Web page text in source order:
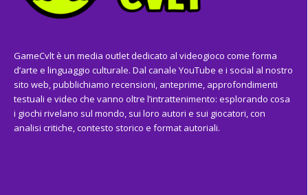
GameCvlt è un media outlet dedicato al videogioco come forma
d’arte e linguaggio culturale. Dal canale YouTube e i social al nostro
sito web, pubblichiamo recensioni, anteprime, approfondimenti
testuali e video che vanno oltre l’intrattenimento: esplorando cosa
i giochi rivelano sul mondo, sui loro autori e sui giocatori, con
analisi critiche, contesto storico e format autoriali.